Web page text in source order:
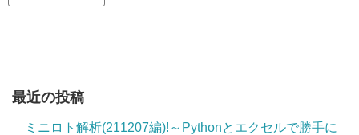
最近の投稿
ミニロト解析(211207編)!～Pythonとエクセルで勝手に